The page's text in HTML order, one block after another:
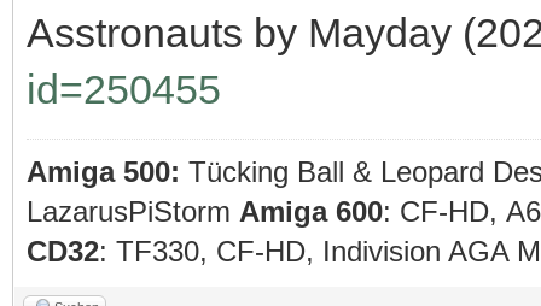
Asstronauts by Mayday
id=250455
Amiga 500: Tücking Ball & Leopard
LazarusPiStorm Amiga 600: CF-HD,
CD32: TF330, CF-HD, Indivision AGA